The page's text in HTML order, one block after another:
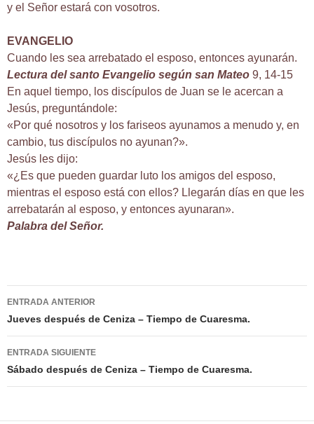
y el Señor estará con vosotros.
EVANGELIO
Cuando les sea arrebatado el esposo, entonces ayunarán.
Lectura del santo Evangelio según san Mateo 9, 14-15
En aquel tiempo, los discípulos de Juan se le acercan a
Jesús, preguntándole:
«Por qué nosotros y los fariseos ayunamos a menudo y, en
cambio, tus discípulos no ayunan?».
Jesús les dijo:
«¿Es que pueden guardar luto los amigos del esposo,
mientras el esposo está con ellos? Llegarán días en que les
arrebatarán al esposo, y entonces ayunaran».
Palabra del Señor.
Navegación
de
entradas
ENTRADA ANTERIOR
Jueves después de Ceniza – Tiempo de Cuaresma.
ENTRADA SIGUIENTE
Sábado después de Ceniza – Tiempo de Cuaresma.